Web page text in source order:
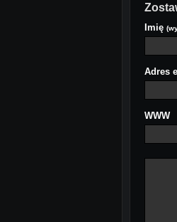
Imię
Adres
WWW